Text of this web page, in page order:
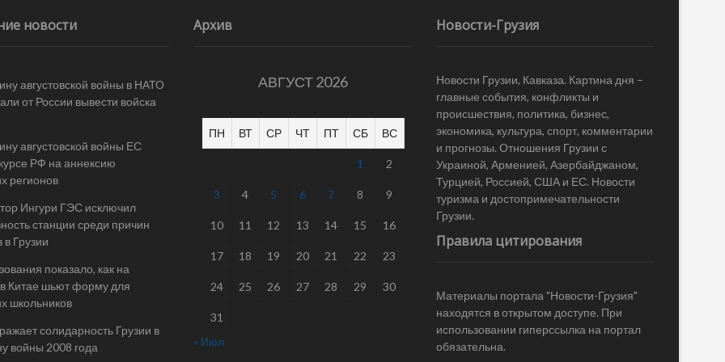
новости
августовской войны в НАТО
от России вывести войска
августовской войны ЕС
РФ на аннексию
регионов
Ингури ГЭС исключил
станции среди причин
в Грузии
показало, как на
Китае шьют форму для
школьников
солидарность Грузии в
войны 2008 года
Архив
АВГУСТ 2026
ПН ВТ СР ЧТ ПТ СБ ВС
1 2
3 4 5 6 7 8 9
10 11 12 13 14 15 16
17 18 19 20 21 22 23
24 25 26 27 28 29 30
31
« Июл
Новости-Грузия
Новости Грузии, Кавказа. Картина дня –
главные события, конфликты и
происшествия, политика, бизнес,
экономика, культура, спорт, комментарии
и прогнозы. Отношения Грузии с
Украиной, Арменией, Азербайджаном,
Турцией, Россией, США и ЕС. Новости
туризма и достопримечательности
Грузии.
Правила цитирования
Материалы портала "Новости-Грузия"
находятся в открытом доступе. При
использовании гиперссылка на портал
обязательна.